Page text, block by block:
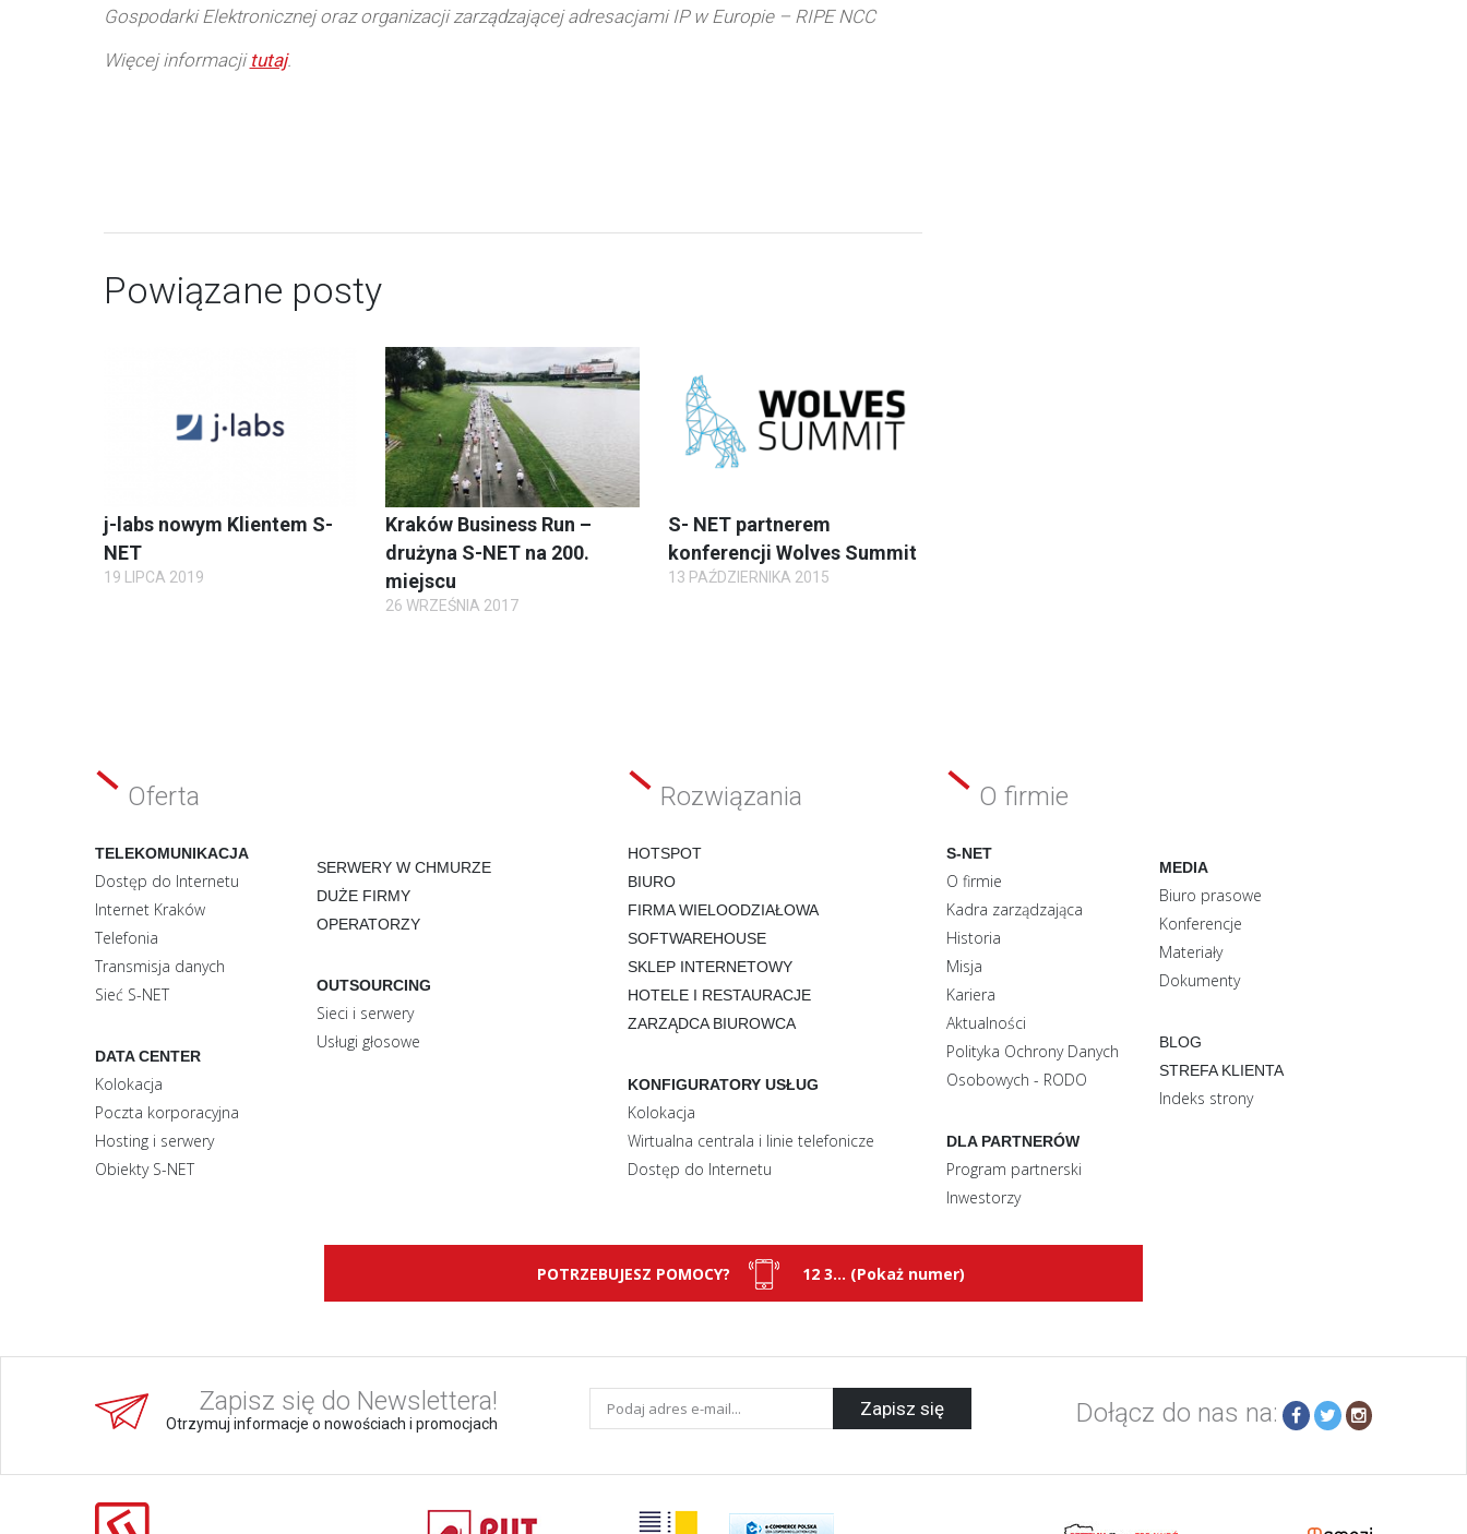
Gospodarki Elektronicznej oraz organizacji zarządzającej adresacjami IP w Europie – RIPE NCC
Więcej informacji tutaj.
Powiązane posty
j-labs nowym Klientem S-
NET
19 LIPCA 2019
Kraków Business Run –
drużyna S-NET na 200.
miejscu
26 WRZEŚNIA 2017
S- NET partnerem
konferencji Wolves Summit
13 PAŹDZIERNIKA 2015
Oferta
TELEKOMUNIKACJA
Dostęp do Internetu
Internet Kraków
Telefonia
Transmisja danych
Sieć S-NET
DATA CENTER
Kolokacja
Poczta korporacyjna
Hosting i serwery
Obiekty S-NET
SERWERY W CHMURZE
DUŻE FIRMY
OPERATORZY
OUTSOURCING
Sieci i serwery
Usługi głosowe
Rozwiązania
HOTSPOT
BIURO
FIRMA WIELOODZIAŁOWA
SOFTWAREHOUSE
SKLEP INTERNETOWY
HOTELE I RESTAURACJE
ZARZĄDCA BIUROWCA
KONFIGURATORY USŁUG
Kolokacja
Wirtualna centrala i linie telefonicze
Dostęp do Internetu
O firmie
S-NET
O firmie
Kadra zarządzająca
Historia
Misja
Kariera
Aktualności
Polityka Ochrony Danych
Osobowych - RODO
DLA PARTNERÓW
Program partnerski
Inwestorzy
MEDIA
Biuro prasowe
Konferencje
Materiały
Dokumenty
BLOG
STREFA KLIENTA
Indeks strony
POTRZEBUJESZ POMOCY? 12 3... (Pokaż numer)
Zapisz się do Newslettera!
Otrzymuj informacje o nowościach i promocjach
Zapisz się Dołącz do nas na: